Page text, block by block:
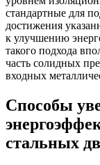
стандартные для
достижения
к улучшению
такого подхода
часть солидных
входных
Способы
стальных